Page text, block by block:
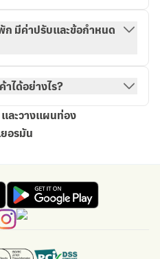
การจองของฉัน
ก มีค่าปรับและข้อกำหนด
ได้อย่างไร?
ละวางแผนท่อง
อรมัน